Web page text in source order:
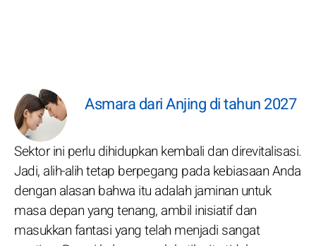
Asmara dari Anjing di tahun 2027
Sektor ini perlu dihidupkan kembali dan direvitalisasi.
Jadi, alih-alih tetap berpegang pada kebiasaan Anda
dengan alasan bahwa itu adalah jaminan untuk
masa depan yang tenang, ambil inisiatif dan
masukkan fantasi yang telah menjadi sangat